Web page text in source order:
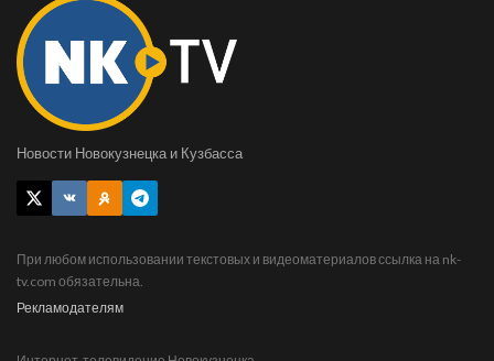
Новости Новокузнецка и Кузбасса
При любом использовании текстовых и видеоматериалов ссылка на nk-
tv.com обязательна.
Рекламодателям